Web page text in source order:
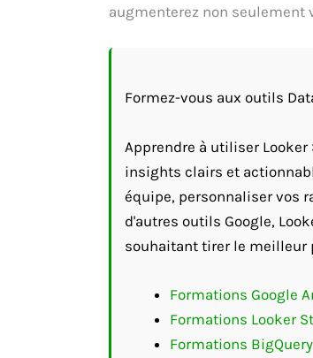
augmenterez non seulement
Formez-vous aux outils
Apprendre à utiliser
insights clairs et
équipe, personnaliser vos
d'autres outils Google,
souhaitant tirer le meilleur
Formations Google
Formations Looker
Formations BigQuery